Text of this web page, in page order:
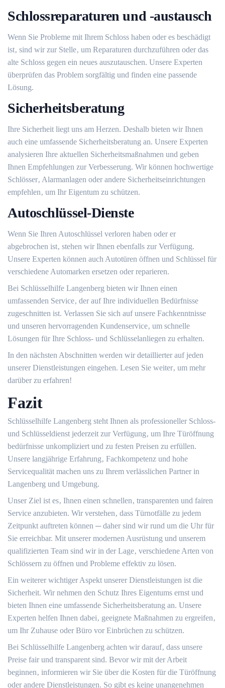
Schlossreparaturen und -austausch
Wenn Sie Probleme mit Ihrem Schloss haben oder es beschädigt
ist‚ sind wir zur Stelle‚ um Reparaturen durchzuführen oder das
alte Schloss gegen ein neues auszutauschen.​ Unsere Experten
überprüfen das Problem sorgfältig und finden eine passende
Lösung.​
Sicherheitsberatung
Ihre Sicherheit liegt uns am Herzen.​ Deshalb bieten wir Ihnen
auch eine umfassende Sicherheitsberatung an.​ Unsere Experten
analysieren Ihre aktuellen Sicherheitsmaßnahmen und geben
Ihnen Empfehlungen zur Verbesserung.​ Wir können hochwertige
Schlösser‚ Alarmanlagen oder andere Sicherheitseinrichtungen
empfehlen‚ um Ihr Eigentum zu schützen.​
Autoschlüssel-Dienste
Wenn Sie Ihren Autoschlüssel verloren haben oder er
abgebrochen ist‚ stehen wir Ihnen ebenfalls zur Verfügung.
Unsere Experten können auch Autotüren öffnen und Schlüssel für
verschiedene Automarken ersetzen oder reparieren.
Bei Schlüsselhilfe Langenberg bieten wir Ihnen einen
umfassenden Service‚ der auf Ihre individuellen Bedürfnisse
zugeschnitten ist.​ Verlassen Sie sich auf unsere Fachkenntnisse
und unseren hervorragenden Kundenservice‚ um schnelle
Lösungen für Ihre Schloss- und Schlüsselanliegen zu erhalten.​
In den nächsten Abschnitten werden wir detaillierter auf jeden
unserer Dienstleistungen eingehen.​ Lesen Sie weiter‚ um mehr
darüber zu erfahren!​
Fazit
Schlüsselhilfe Langenberg steht Ihnen als professioneller Schloss-
und Schlüsseldienst jederzeit zur Verfügung‚ um Ihre Türöffnung
bedürfnisse unkompliziert und zu festen Preisen zu erfüllen.​
Unsere langjährige Erfahrung‚ Fachkompetenz und hohe
Servicequalität machen uns zu Ihrem verlässlichen Partner in
Langenberg und Umgebung.​
Unser Ziel ist es‚ Ihnen einen schnellen‚ transparenten und fairen
Service anzubieten.​ Wir verstehen‚ dass Türnotfälle zu jedem
Zeitpunkt auftreten können ─ daher sind wir rund um die Uhr für
Sie erreichbar.​ Mit unserer modernen Ausrüstung und unserem
qualifizierten Team sind wir in der Lage‚ verschiedene Arten von
Schlössern zu öffnen und Probleme effektiv zu lösen.​
Ein weiterer wichtiger Aspekt unserer Dienstleistungen ist die
Sicherheit.​ Wir nehmen den Schutz Ihres Eigentums ernst und
bieten Ihnen eine umfassende Sicherheitsberatung an.​ Unsere
Experten helfen Ihnen dabei‚ geeignete Maßnahmen zu ergreifen‚
um Ihr Zuhause oder Büro vor Einbrüchen zu schützen.​
Bei Schlüsselhilfe Langenberg achten wir darauf‚ dass unsere
Preise fair und transparent sind.​ Bevor wir mit der Arbeit
beginnen‚ informieren wir Sie über die Kosten für die Türöffnung
oder andere Dienstleistungen.​ So gibt es keine unangenehmen